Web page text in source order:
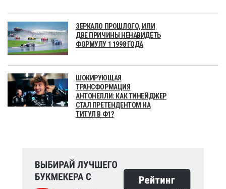
ЗЕРКАЛО ПРОШЛОГО, ИЛИ
ДВЕ ПРИЧИНЫ НЕНАВИДЕТЬ
ФОРМУЛУ 1 1998 ГОДА
ШОКИРУЮЩАЯ
ТРАНСФОРМАЦИЯ
АНТОНЕЛЛИ: КАК ТИНЕЙДЖЕР
СТАЛ ПРЕТЕНДЕНТОМ НА
ТИТУЛ В Ф1?